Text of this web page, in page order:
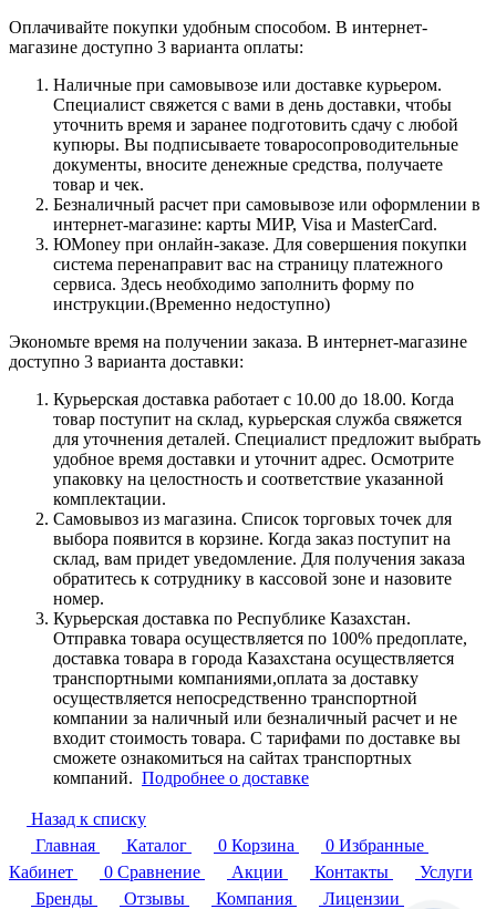
Оплачивайте покупки удобным способом. В интернет-
магазине доступно 3 варианта оплаты:
Наличные при самовывозе или доставке курьером.
Специалист свяжется с вами в день доставки, чтобы
уточнить время и заранее подготовить сдачу с любой
купюры. Вы подписываете товаросопроводительные
документы, вносите денежные средства, получаете
товар и чек.
Безналичный расчет при самовывозе или оформлении в
интернет-магазине: карты МИР, Visa и MasterCard.
ЮMoney при онлайн-заказе. Для совершения покупки
система перенаправит вас на страницу платежного
сервиса. Здесь необходимо заполнить форму по
инструкции.(Временно недоступно)
Экономьте время на получении заказа. В интернет-магазине
доступно 3 варианта доставки:
Курьерская доставка работает с 10.00 до 18.00. Когда
товар поступит на склад, курьерская служба свяжется
для уточнения деталей. Специалист предложит выбрать
удобное время доставки и уточнит адрес. Осмотрите
упаковку на целостность и соответствие указанной
комплектации.
Самовывоз из магазина. Список торговых точек для
выбора появится в корзине. Когда заказ поступит на
склад, вам придет уведомление. Для получения заказа
обратитесь к сотруднику в кассовой зоне и назовите
номер.
Курьерская доставка по Республике Казахстан.
Отправка товара осуществляется по 100% предоплате,
доставка товара в города Казахстана осуществляется
транспортными компаниями,оплата за доставку
осуществляется непосредственно транспортной
компании за наличный или безналичный расчет и не
входит стоимость товара. С тарифами по доставке вы
сможете ознакомиться на сайтах транспортных
компаний. Подробнее о доставке
Назад к списку
Главная
Каталог 0 Корзина 0 Избранные
Кабинет
0 Сравнение Акции Контакты
Услуги
Бренды
Отзывы Компания
Лицензии